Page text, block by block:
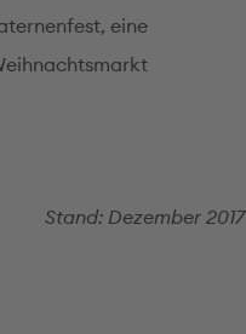
eine
Stand: Dezember 2017